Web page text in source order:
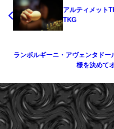
アルティメット
TKG
ランボルギーニ・アヴェンタドー
様を決めて